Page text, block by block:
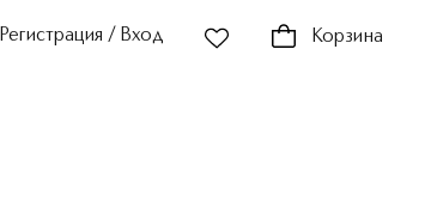
Регистрация / Вход Корзина